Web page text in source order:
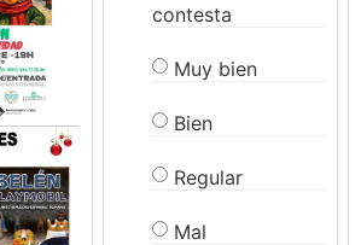
contesta
Muy bien
Bien
Regular
Mal